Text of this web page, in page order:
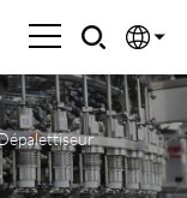
English
Española